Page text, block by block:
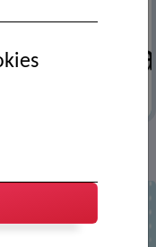
documentaires